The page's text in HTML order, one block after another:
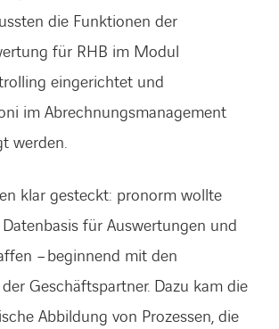
die Funktionen der
für RHB im Modul
eingerichtet und
im Abrechnungsmanagement
werden.
klar gesteckt: pronorm wollte
für Auswertungen und
– beginnend mit den
Geschäftspartner. Dazu kam die
Abbildung von Prozessen, die